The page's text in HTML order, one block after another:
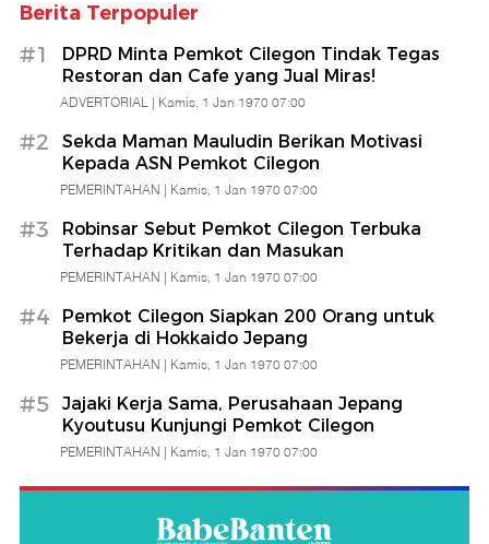
Berita Terpopuler
#1
DPRD Minta Pemkot Cilegon Tindak Tegas
Restoran dan Cafe yang Jual Miras!
ADVERTORIAL | Kamis, 1 Jan 1970 07:00
#2
Sekda Maman Mauludin Berikan Motivasi
Kepada ASN Pemkot Cilegon
PEMERINTAHAN | Kamis, 1 Jan 1970 07:00
#3
Robinsar Sebut Pemkot Cilegon Terbuka
Terhadap Kritikan dan Masukan
PEMERINTAHAN | Kamis, 1 Jan 1970 07:00
#4
Pemkot Cilegon Siapkan 200 Orang untuk
Bekerja di Hokkaido Jepang
PEMERINTAHAN | Kamis, 1 Jan 1970 07:00
#5
Jajaki Kerja Sama, Perusahaan Jepang
Kyoutusu Kunjungi Pemkot Cilegon
PEMERINTAHAN | Kamis, 1 Jan 1970 07:00